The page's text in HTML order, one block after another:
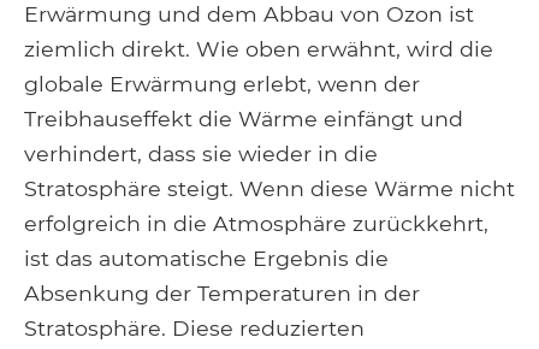
Erwärmung und dem Abbau von Ozon ist
ziemlich direkt. Wie oben erwähnt, wird die
globale Erwärmung erlebt, wenn der
Treibhauseffekt die Wärme einfängt und
verhindert, dass sie wieder in die
Stratosphäre steigt. Wenn diese Wärme nicht
erfolgreich in die Atmosphäre zurückkehrt,
ist das automatische Ergebnis die
Absenkung der Temperaturen in der
Stratosphäre. Diese reduzierten